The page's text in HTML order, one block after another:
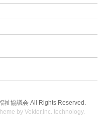
祉協議会 All Rights Reserved.
byVektor,Inc. technology.